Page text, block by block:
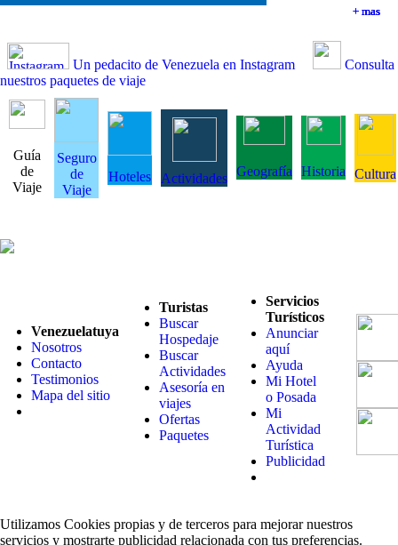
+ mas
+ mas
+ mas
+ mas
Un pedacito de Venezuela en Instagram
Consulta
nuestros paquetes de viaje
Guía
de
Viaje
Seguro
de
Viaje
Hoteles Actividades Geografía Historia Cultura
Venezuelatuya
Nosotros
Contacto
Testimonios
Mapa del sitio
Turistas
Buscar
Hospedaje
Buscar
Actividades
Asesoría en
viajes
Ofertas
Paquetes
Servicios
Turísticos
Anunciar
aquí
Ayuda
Mi Hotel
o Posada
Mi
Actividad
Turística
Publicidad
Utilizamos Cookies propias y de terceros para mejorar nuestros
servicios y mostrarte publicidad relacionada con tus preferencias.